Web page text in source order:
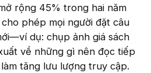
rộng 45% trong hai năm
phép mọi người đặt câu
dụ: chụp ảnh giá sách
về những gì nên đọc tiếp
tăng lưu lượng truy cập.